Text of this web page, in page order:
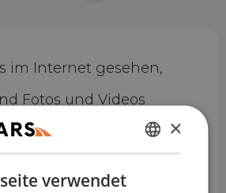
im Internet gesehen,
Fotos und Videos
Ist eine 2-
NIEDERLÄNDISCH
ENGLISH
×
verwendet